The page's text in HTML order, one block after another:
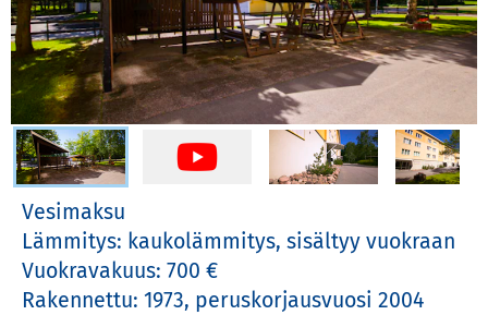
Valitse kuva
Vesimaksu
Lämmitys: kaukolämmitys, sisältyy vuokraan
Vuokravakuus: 700 €
Rakennettu: 1973, peruskorjausvuosi 2004